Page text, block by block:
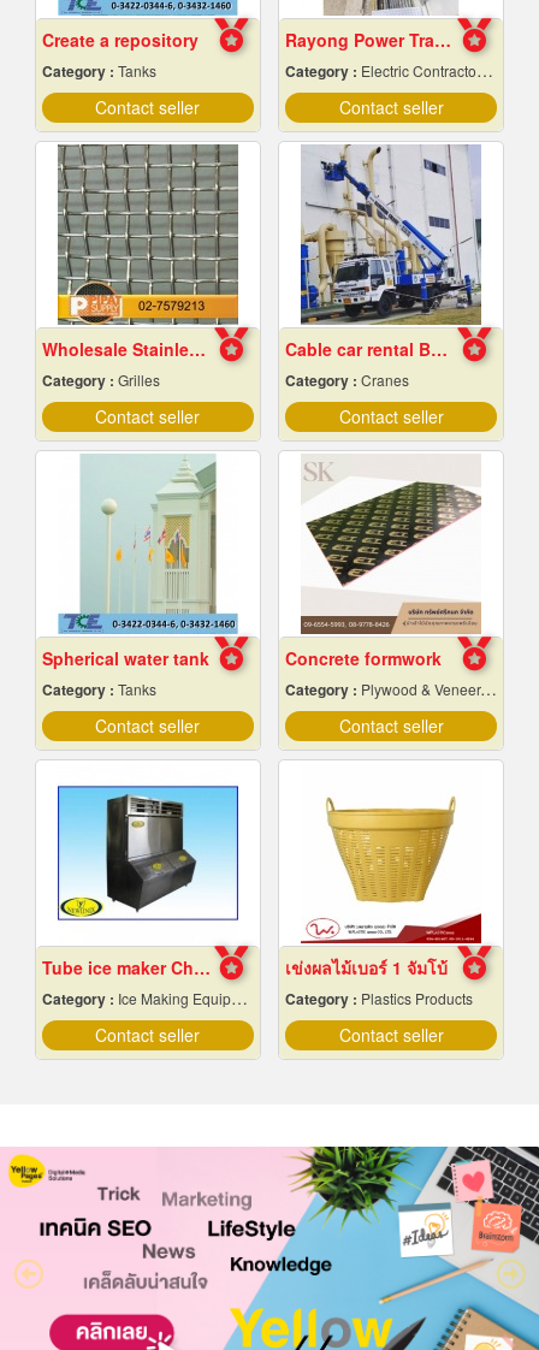
Create a repository
Category : Tanks
Contact seller
Rayong Power Transmission
Category : Electric Contractors-Industrial & Residential
Contact seller
Wholesale Stainless Steel Wire Netting
Category : Grilles
Contact seller
Cable car rental Bangkok
Category : Cranes
Contact seller
Spherical water tank
Category : Tanks
Contact seller
Concrete formwork
Category : Plywood & Veneer-Dealers
Contact seller
Tube ice maker Chiang Mai
Category : Ice Making Equipment & Machines
Contact seller
เข่งผลไม้เบอร์ 1 จัมโบ้
Category : Plastics Products
Contact seller